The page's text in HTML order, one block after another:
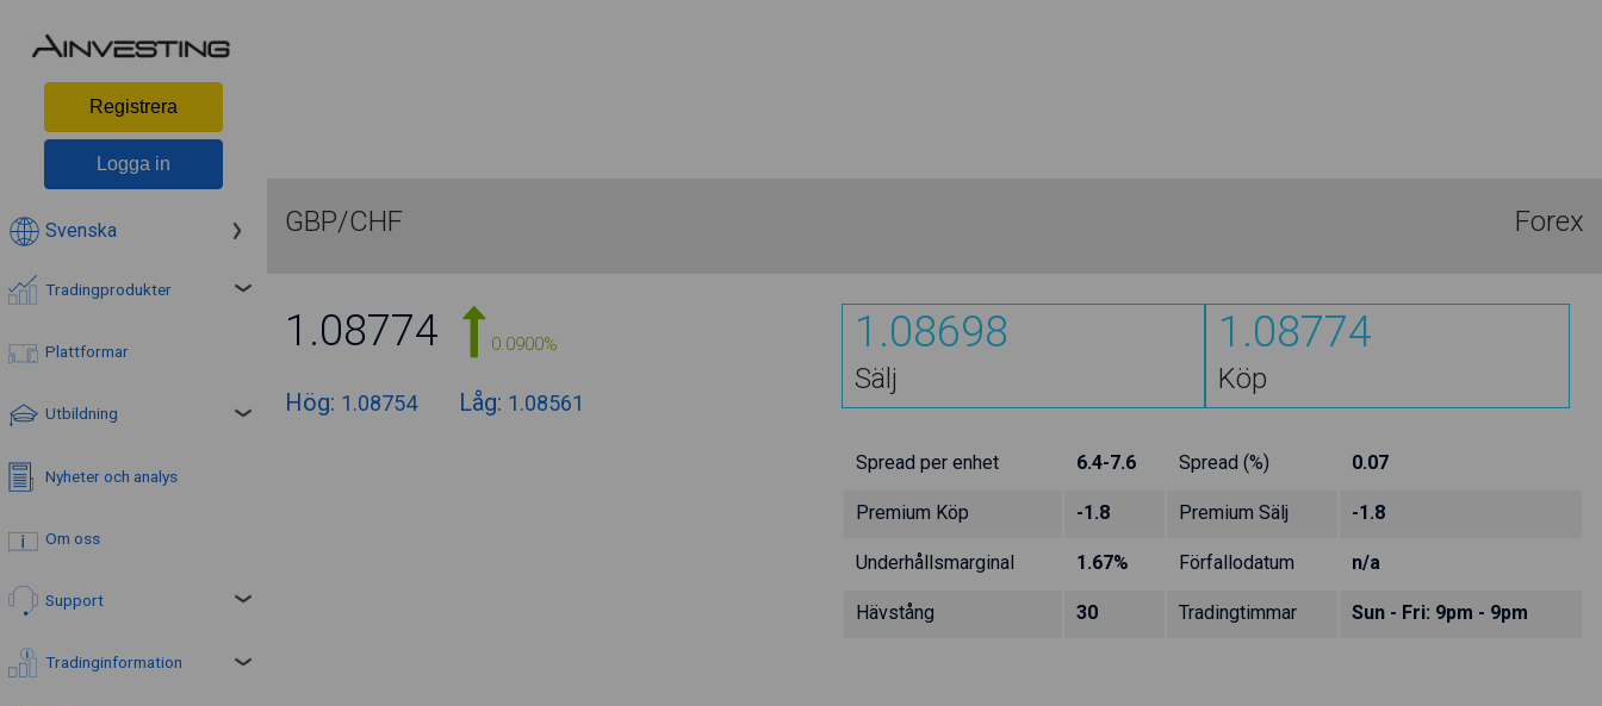
Registrera
Logga in
Svenska
Tradingprodukter
Plattformar
Utbildning
Nyheter och analys
Om oss
Support
Tradinginformation
GBP/CHF Forex
1.08772 0.0900%
Hög: 1.08754 Låg: 1.08561
1.08696
Sälj
1.08772
Köp
Spread per enhet 6.4-7.6 Spread (%) 0.07
Premium Köp -1.8 Premium Sälj -1.8
Underhållsmarginal 1.67% Förfallodatum n/a
Hävstång 30 Tradingtimmar Sun - Fri: 9pm - 9pm